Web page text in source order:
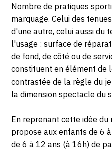
Nombre de pratiques
marquage. Celui des
d'une autre, celui aussi du
l'usage : surface de
de fond, de côté ou de
constituent en élément de
contrastée de la règle du
la dimension spectacle du
En reprenant cette idée du
propose aux enfants de 6
de 6 à 12 ans (à 16h) de